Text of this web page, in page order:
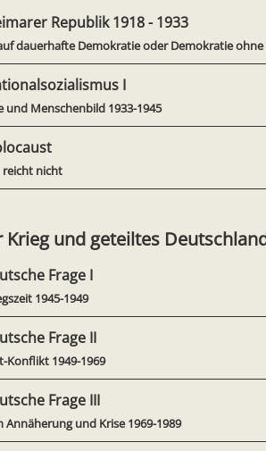
Republik 1918 - 1933
dauerhafte Demokratie oder Demokratie
I
und Menschenbild 1933-1945
reicht nicht
Krieg und geteiltes
Frage I
1945-1949
Frage II
Konflikt 1949-1969
Frage III
Annäherung und Krise 1969-1989